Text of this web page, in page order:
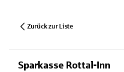
Zurück zur Liste
Sparkasse Rottal-Inn